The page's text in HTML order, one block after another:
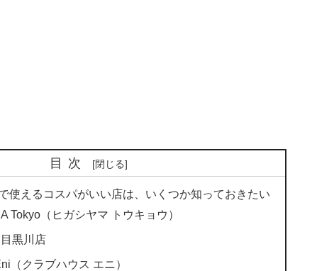
目次
使えるコスパがいい店は、いくつか知っておきたい
Tokyo（ヒガシヤマ トウキョウ）
黒川店
（クラブハウス エニ）